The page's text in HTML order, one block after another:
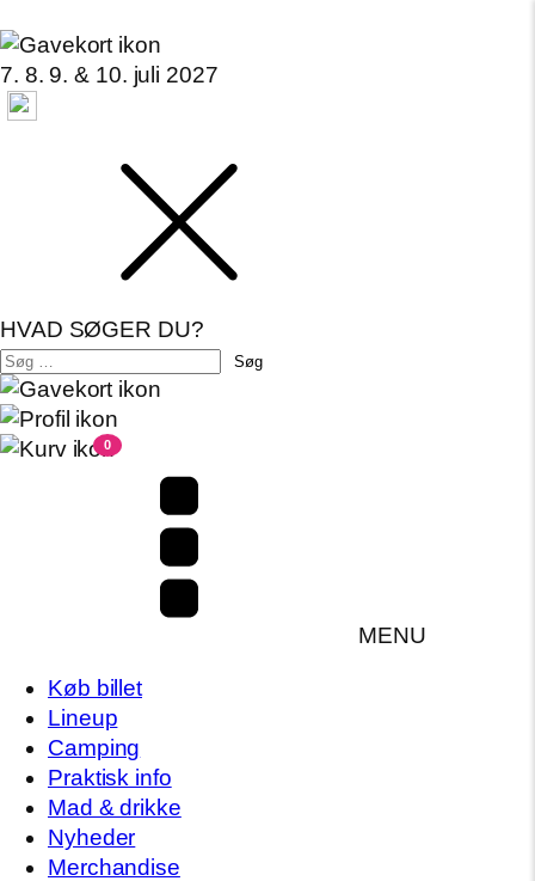
7. 8. 9. & 10. juli 2027
HVAD SØGER DU?
Søg
efter:
0
MENU
Køb billet
Lineup
Camping
Praktisk info
Mad & drikke
Nyheder
Merchandise